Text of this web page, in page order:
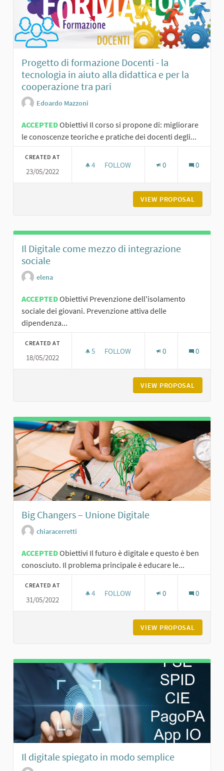
Progetto di formazione Docenti - la
tecnologia in aiuto alla didattica e per la
cooperazione tra pari
Edoardo Mazzoni
ACCEPTEDObiettivi Il corso si propone di: migliorare
le conoscenze teoriche e pratiche dei docenti degli...
CREATED AT
23/05/2022
4 4 FOLLOWERS
FOLLOW 0 0
VIEW PROPOSAL
Il Digitale come mezzo di integrazione
sociale
elena
ACCEPTEDObiettivi Prevenzione dell'isolamento
sociale dei giovani. Prevenzione attiva delle
dipendenza...
CREATED AT
18/05/2022
5 5 FOLLOWERS
FOLLOW 0 0
VIEW PROPOSAL
Big Changers – Unione Digitale
chiaracerretti
ACCEPTEDObiettivi Il futuro è digitale e questo è ben
conosciuto. Il problema principale è educare le...
CREATED AT
31/05/2022
4 4 FOLLOWERS
FOLLOW 0 0
VIEW PROPOSAL
Il digitale spiegato in modo semplice